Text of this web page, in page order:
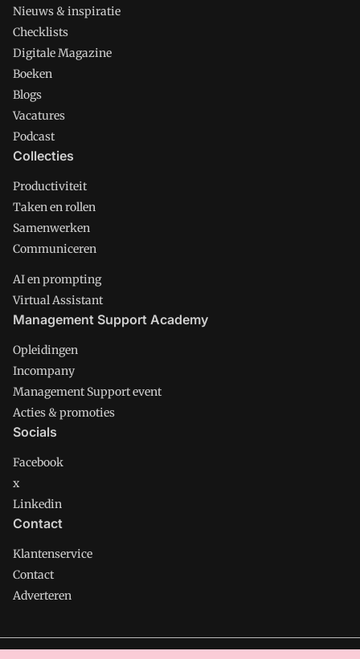
Nieuws & inspiratie
Checklists
Digitale Magazine
Boeken
Blogs
Vacatures
Podcast
Collecties
Productiviteit
Taken en rollen
Samenwerken
Communiceren
AI en prompting
Virtual Assistant
Management Support Academy
Opleidingen
Incompany
Management Support event
Acties & promoties
Socials
Facebook
x
Linkedin
Contact
Klantenservice
Contact
Adverteren